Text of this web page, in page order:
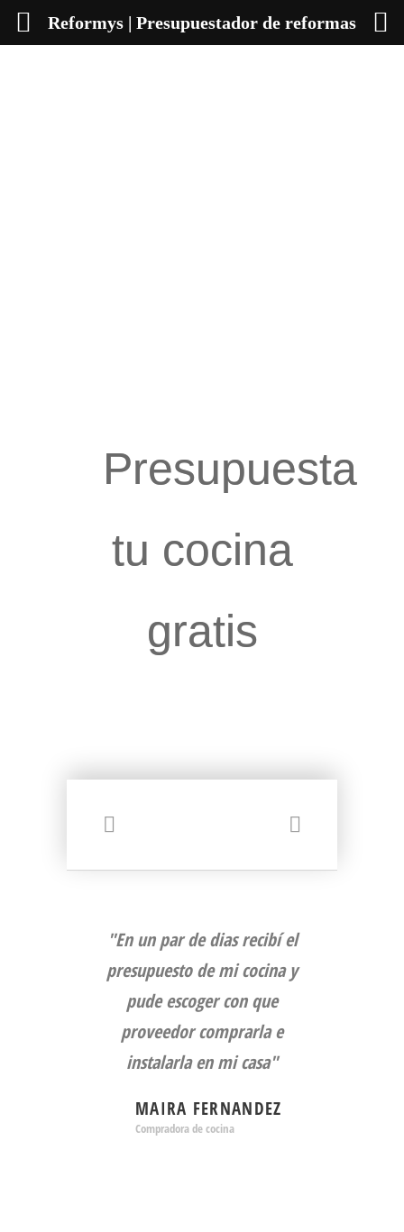
Presupuesta
tu cocina
gratis
"En un par de dias recibí el
presupuesto de mi cocina y
pude escoger con que
proveedor comprarla e
instalarla en mi casa"
MAIRA FERNANDEZ
Compradora de cocina
Reformys | Presupuestador de reformas